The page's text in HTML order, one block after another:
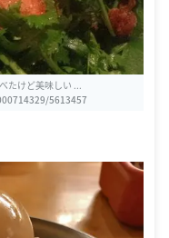
たけど美味しい ...
5613457